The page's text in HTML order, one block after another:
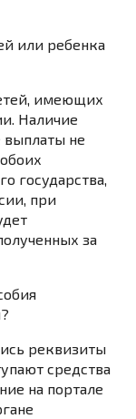
или ребенка
имеющих
Наличие
выплаты не
государства,
при
за
реквизиты
средства
на портале